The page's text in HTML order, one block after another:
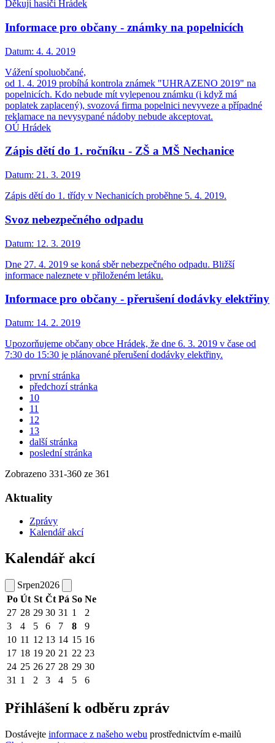
Děkují hasiči Hrádek
Informace pro občany - známky na popelnicích
Datum: 4. 4. 2019
Vážení spoluobčané,
od 1. 4. 2019 probíhá kontrola známek "UHRAZENO 2019" na
popelnicích. Kdo nebude mít vylepenou známku (i když má
poplatek zaplacený), svozová firma popelnici nevyveze a případné
reklamace na nevysypané nádoby nebude akceptovat.
OÚ Hrádek
Zápis dětí do 1. ročníku - ZŠ a MŠ Nechanice
Datum: 21. 3. 2019
Zápis dětí do 1. třídy v Nechanicích proběhne 5. 4. 2019.
Svoz nebezpečného odpadu
Datum: 12. 3. 2019
Dne 27. 4. 2019 se koná sběr nebezpečného odpadu. Bližší
informace naleznete v přiloženém letáku.
Informace pro občany - přerušení dodávky elektřiny
Datum: 14. 2. 2019
Upozorňujeme občany obce Hrádek, že dne 6. 3. 2019 v čase od
7:30 do 15:30 je plánované přerušení dodávky elektřiny.
první stránka
předchozí stránka
10
11
12
13
další stránka
poslední stránka
Zobrazeno 331-360 ze 361
Aktuality
Zprávy
Kalendář akcí
Kalendář akcí
Srpen2026
Po Út St Čt Pá So Ne
27 28 29 30 31 1
2
3
4 5 6 7 8
9
10 11 12 13 14 15 16
17 18 19 20 21 22 23
24 25 26 27 28 29 30
31 1 2 3 4 5 6
Přihlášení k odběru zpráv
Dostávejte informace z našeho webu prostřednictvím e-mailů